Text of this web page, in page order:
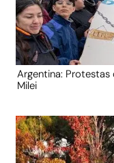
Argentina:
Milei